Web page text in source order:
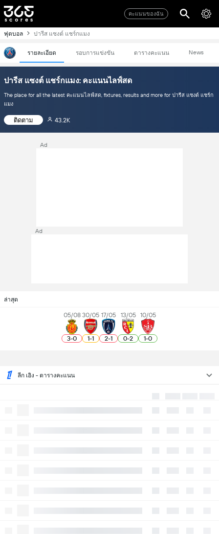
คะแนนของฉัน
ฟุตบอล ปารีส แซงต์ แชร์กแมง
รายละเอียด รอบการแข่งขัน ตารางคะแนน News
ปารีส แซงต์ แชร์กแมง: คะแนนไลฟ์สด
The place for all the latest คะแนนไลฟ์สด, fixtures, results and more for ปารีส แซงต์ แชร์ก
แมง
ติดตาม 43.2K
Ad
ล่าสุด
05/08
3-0
30/05
1-1
17/05
2-1
13/05
0-2
10/05
1-0
ลีก เอิง - ตารางคะแนน
Ad